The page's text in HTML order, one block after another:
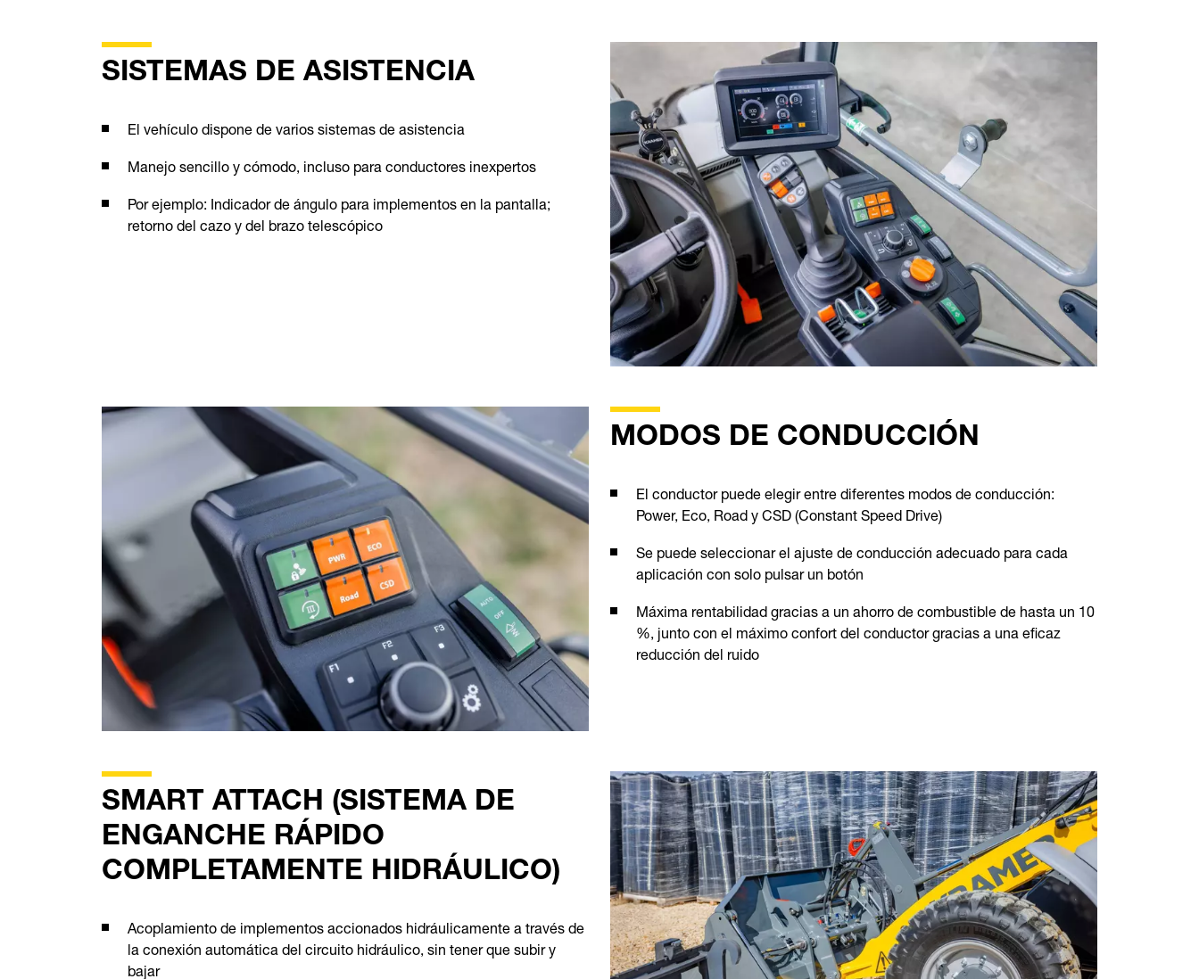
SISTEMAS DE ASISTENCIA
El vehículo dispone de varios sistemas de asistencia
Manejo sencillo y cómodo, incluso para conductores inexpertos
Por ejemplo: Indicador de ángulo para implementos en la pantalla;
retorno del cazo y del brazo telescópico
MODOS DE CONDUCCIÓN
El conductor puede elegir entre diferentes modos de conducción:
Power, Eco, Road y CSD (Constant Speed Drive)
Se puede seleccionar el ajuste de conducción adecuado para cada
aplicación con solo pulsar un botón
Máxima rentabilidad gracias a un ahorro de combustible de hasta un 10
%, junto con el máximo confort del conductor gracias a una eficaz
reducción del ruido
SMART ATTACH (SISTEMA DE
ENGANCHE RÁPIDO
COMPLETAMENTE HIDRÁULICO)
Acoplamiento de implementos accionados hidráulicamente a través de
la conexión automática del circuito hidráulico, sin tener que subir y
bajar